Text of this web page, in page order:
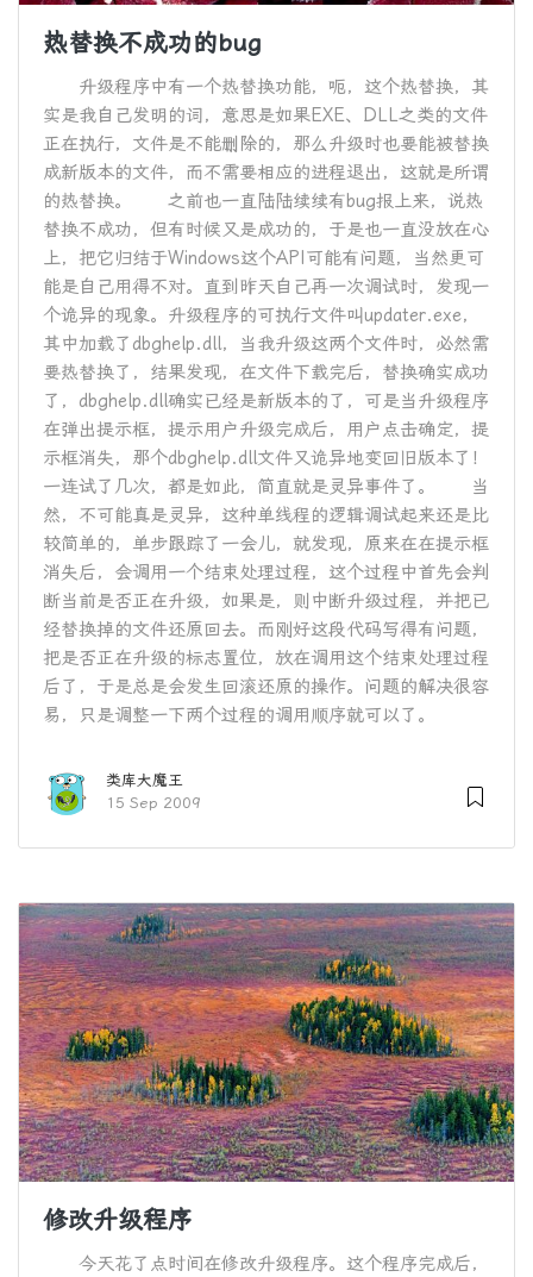
热替换不成功的bug
升级程序中有一个热替换功能，呃，这个热替换，其
实是我自己发明的词，意思是如果EXE、DLL之类的文件
正在执行，文件是不能删除的，那么升级时也要能被替换
成新版本的文件，而不需要相应的进程退出，这就是所谓
的热替换。 之前也一直陆陆续续有bug报上来，说热
替换不成功，但有时候又是成功的，于是也一直没放在心
上，把它归结于Windows这个API可能有问题，当然更可
能是自己用得不对。直到昨天自己再一次调试时，发现一
个诡异的现象。升级程序的可执行文件叫updater.exe，
其中加载了dbghelp.dll，当我升级这两个文件时，必然需
要热替换了，结果发现，在文件下载完后，替换确实成功
了，dbghelp.dll确实已经是新版本的了，可是当升级程序
在弹出提示框，提示用户升级完成后，用户点击确定，提
示框消失，那个dbghelp.dll文件又诡异地变回旧版本了！
一连试了几次，都是如此，简直就是灵异事件了。 当
然，不可能真是灵异，这种单线程的逻辑调试起来还是比
较简单的，单步跟踪了一会儿，就发现，原来在在提示框
消失后，会调用一个结束处理过程，这个过程中首先会判
断当前是否正在升级，如果是，则中断升级过程，并把已
经替换掉的文件还原回去。而刚好这段代码写得有问题，
把是否正在升级的标志置位，放在调用这个结束处理过程
后了，于是总是会发生回滚还原的操作。问题的解决很容
易，只是调整一下两个过程的调用顺序就可以了。
类库大魔王
15 Sep 2009
修改升级程序
今天花了点时间在修改升级程序。这个程序完成后，